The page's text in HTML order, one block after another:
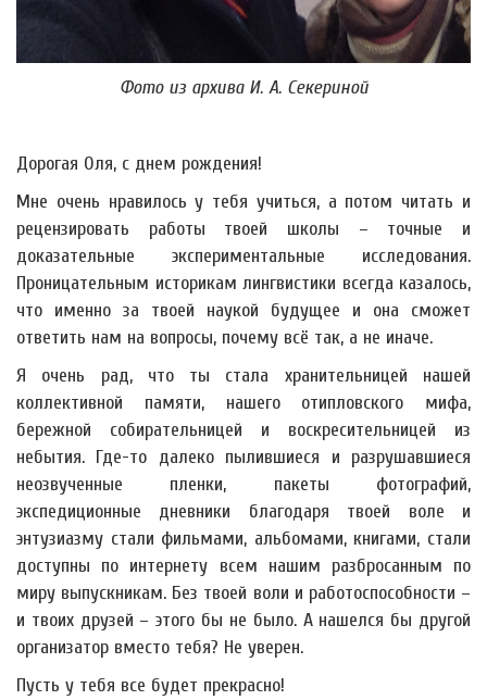
Фото из архива И. А. Секериной
Дорогая Оля, с днем рождения!
Мне очень нравилось у тебя учиться, а потом читать и
рецензировать работы твоей школы – точные и
доказательные экспериментальные исследования.
Проницательным историкам лингвистики всегда казалось,
что именно за твоей наукой будущее и она сможет
ответить нам на вопросы, почему всё так, а не иначе.
Я очень рад, что ты стала хранительницей нашей
коллективной памяти, нашего отипловского мифа,
бережной собирательницей и воскресительницей из
небытия. Где-то далеко пылившиеся и разрушавшиеся
неозвученные пленки, пакеты фотографий,
экспедиционные дневники благодаря твоей воле и
энтузиазму стали фильмами, альбомами, книгами, стали
доступны по интернету всем нашим разбросанным по
миру выпускникам. Без твоей воли и работоспособности –
и твоих друзей – этого бы не было. А нашелся бы другой
организатор вместо тебя? Не уверен.
Пусть у тебя все будет прекрасно!